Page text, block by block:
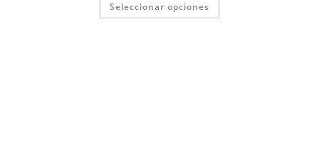
Seleccionar opciones